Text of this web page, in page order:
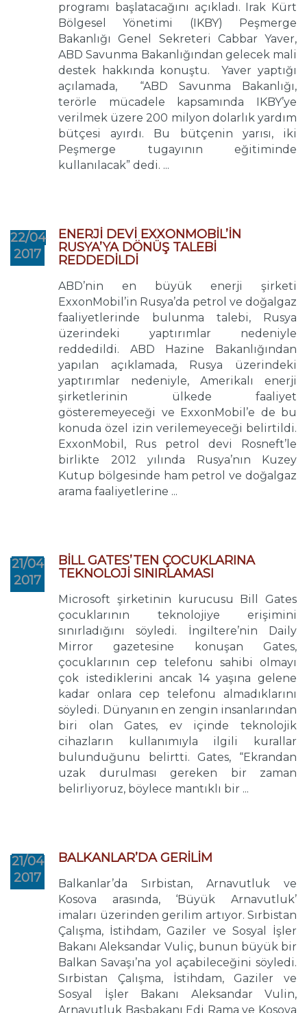
programı başlatacağını açıkladı. Irak Kürt
Bölgesel Yönetimi (IKBY) Peşmerge
Bakanlığı Genel Sekreteri Cabbar Yaver,
ABD Savunma Bakanlığından gelecek mali
destek hakkında konuştu. Yaver yaptığı
açılamada, “ABD Savunma Bakanlığı,
terörle mücadele kapsamında IKBY’ye
verilmek üzere 200 milyon dolarlık yardım
bütçesi ayırdı. Bu bütçenin yarısı, iki
Peşmerge tugayının eğitiminde
kullanılacak” dedi. ...
22/04
2017
ENERJİ DEVİ EXXONMOBİL’İN
RUSYA’YA DÖNÜŞ TALEBİ
REDDEDİLDİ
ABD’nin en büyük enerji şirketi
ExxonMobil’in Rusya’da petrol ve doğalgaz
faaliyetlerinde bulunma talebi, Rusya
üzerindeki yaptırımlar nedeniyle
reddedildi. ABD Hazine Bakanlığından
yapılan açıklamada, Rusya üzerindeki
yaptırımlar nedeniyle, Amerikalı enerji
şirketlerinin ülkede faaliyet
gösteremeyeceği ve ExxonMobil’e de bu
konuda özel izin verilemeyeceği belirtildi.
ExxonMobil, Rus petrol devi Rosneft’le
birlikte 2012 yılında Rusya’nın Kuzey
Kutup bölgesinde ham petrol ve doğalgaz
arama faaliyetlerine ...
21/04
2017
BİLL GATES’TEN ÇOCUKLARINA
TEKNOLOJİ SINIRLAMASI
Microsoft şirketinin kurucusu Bill Gates
çocuklarının teknolojiye erişimini
sınırladığını söyledi. İngiltere’nin Daily
Mirror gazetesine konuşan Gates,
çocuklarının cep telefonu sahibi olmayı
çok istediklerini ancak 14 yaşına gelene
kadar onlara cep telefonu almadıklarını
söyledi. Dünyanın en zengin insanlarından
biri olan Gates, ev içinde teknolojik
cihazların kullanımıyla ilgili kurallar
bulunduğunu belirtti. Gates, “Ekrandan
uzak durulması gereken bir zaman
belirliyoruz, böylece mantıklı bir ...
21/04
2017
BALKANLAR’DA GERİLİM
Balkanlar’da Sırbistan, Arnavutluk ve
Kosova arasında, ‘Büyük Arnavutluk’
imaları üzerinden gerilim artıyor. Sırbistan
Çalışma, İstihdam, Gaziler ve Sosyal İşler
Bakanı Aleksandar Vuliç, bunun büyük bir
Balkan Savaşı’na yol açabileceğini söyledi.
Sırbistan Çalışma, İstihdam, Gaziler ve
Sosyal İşler Bakanı Aleksandar Vulin,
Arnavutluk Başbakanı Edi Rama ve Kosova